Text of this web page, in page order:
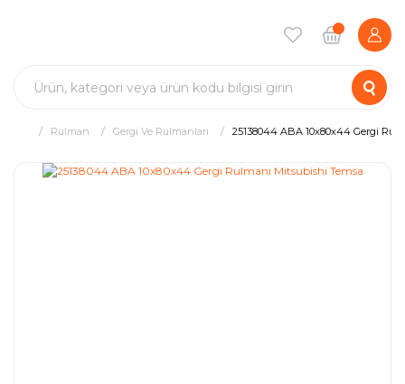
Rulman Gergi Ve Rulmanları 25138044 ABA 10x80x44 Gergi